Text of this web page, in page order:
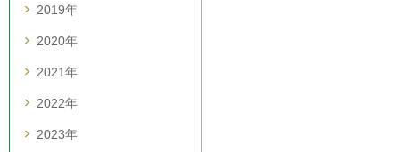
2019年
2020年
2021年
2022年
2023年